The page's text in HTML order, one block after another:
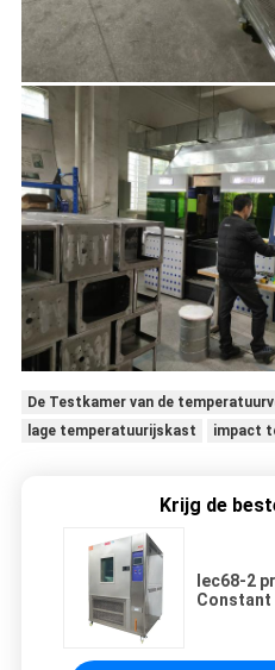
De Testkamer van de
lage temperatuurijskast
impact
Krijg de
Iec68-2
Constant